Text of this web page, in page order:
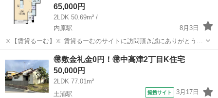
65,000円
2LDK 50.69m² /
内原駅
8月3日
🔆【賃貸るーむ】🔆 賃貸るーむのサイトに訪問頂き誠にありがとうご
ざいます🙇 当社では、どこよりも安く入居できる不動産屋を目指し 活
動しております。 ✨コンセプト✨ 1，お客様ご自身で...
内原駅 一戸建て 物件
🉐敷金礼金0円！🉐中高津2丁目K住宅
50,000円
2LDK 77.01m²
土浦駅
提携サイト 3月17日